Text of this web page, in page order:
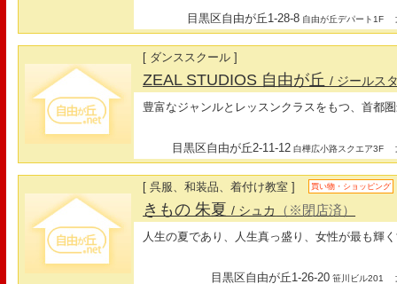
目黒区自由が丘1-28-8 自由が丘デパート1F
[ ダンススクール ]
ZEAL STUDIOS 自由が丘/ ジールス
豊富なジャンルとレッスンクラスをもつ、首都
目黒区自由が丘2-11-12 白樺広小路スクエア3F
[ 呉服、和装品、着付け教室 ] 買い物・ショッピング
きもの 朱夏/ シュカ （※閉店済）
人生の夏であり、人生真っ盛り、女性が最も輝
目黒区自由が丘1-26-20 笹川ビル201